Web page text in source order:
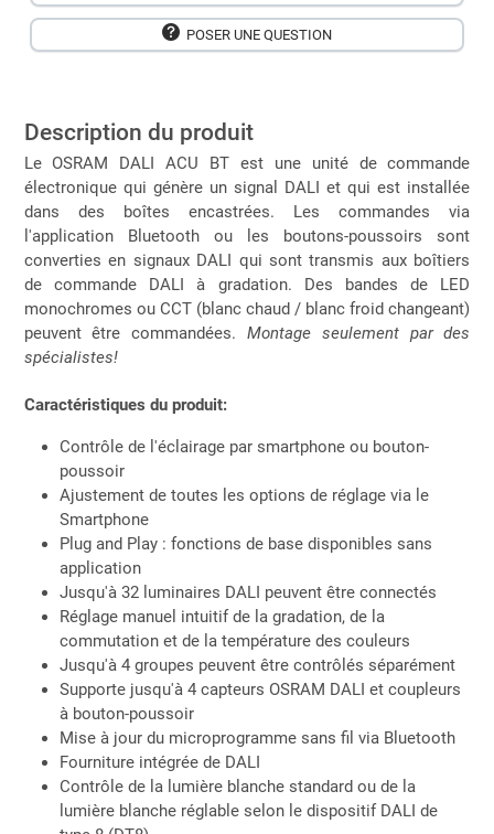
POSER UNE QUESTION
Description du produit
Le OSRAM DALI ACU BT est une unité de commande
électronique qui génère un signal DALI et qui est installée
dans des boîtes encastrées. Les commandes via
l'application Bluetooth ou les boutons-poussoirs sont
converties en signaux DALI qui sont transmis aux boîtiers
de commande DALI à gradation. Des bandes de LED
monochromes ou CCT (blanc chaud / blanc froid changeant)
peuvent être commandées. Montage seulement par des
spécialistes!
Caractéristiques du produit:
Contrôle de l'éclairage par smartphone ou bouton-
poussoir
Ajustement de toutes les options de réglage via le
Smartphone
Plug and Play : fonctions de base disponibles sans
application
Jusqu'à 32 luminaires DALI peuvent être connectés
Réglage manuel intuitif de la gradation, de la
commutation et de la température des couleurs
Jusqu'à 4 groupes peuvent être contrôlés séparément
Supporte jusqu'à 4 capteurs OSRAM DALI et coupleurs
à bouton-poussoir
Mise à jour du microprogramme sans fil via Bluetooth
Fourniture intégrée de DALI
Contrôle de la lumière blanche standard ou de la
lumière blanche réglable selon le dispositif DALI de